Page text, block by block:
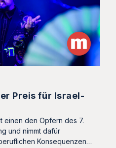
Preis für Israel-
einen den Opfern des 7.
und nimmt dafür
Konsequenzen…